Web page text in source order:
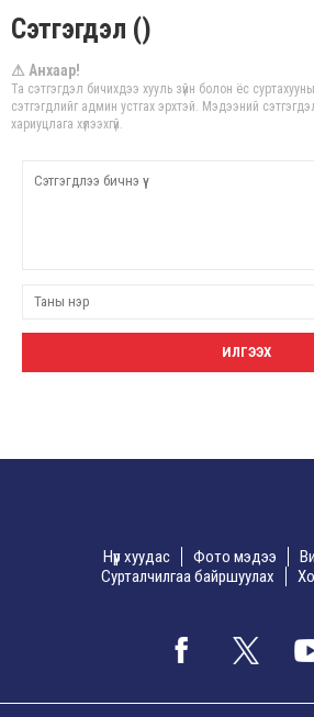
Сэтгэгдэл ()
⚠ Анхаар!
Та сэтгэгдэл бичихдээ хууль зүйн болон ёс
сэтгэгдлийг админ устгах эрхтэй. Мэдээний
хариуцлага хүлээхгүй.
Нүүр хуудас Фото мэдээ
Сурталчилгаа байршуулах